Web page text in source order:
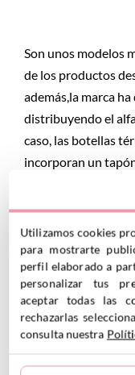
Son unos modelos
de los productos
además,la marca
distribuyendo el
caso, las botellas
incorporan un
mantener las
hasta 12 y, su pajita
sin mancharse
Capacidad:
Fabricada libre
Apta para lavar a
Colores: Nude,
Utilizamos cookies
para mostrarte
perfil elaborado a
personalizar tus
aceptar todas las
rechazarlas
consulta nuestra